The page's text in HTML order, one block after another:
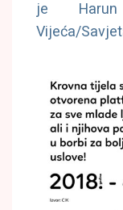
je Harun
Vijeća/